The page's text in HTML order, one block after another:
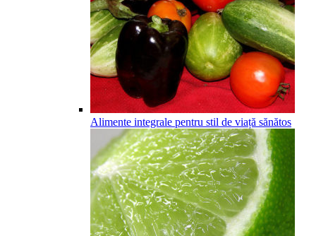
Alimente integrale pentru stil de viață sănătos